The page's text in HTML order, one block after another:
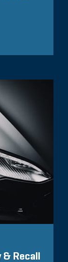
Recall